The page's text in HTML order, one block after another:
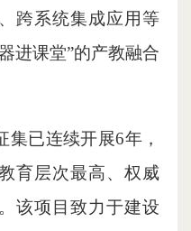
跨系统集成应用等
进课堂”的产教融合
已连续开展6年，
育层次最高、权威
该项目致力于建设